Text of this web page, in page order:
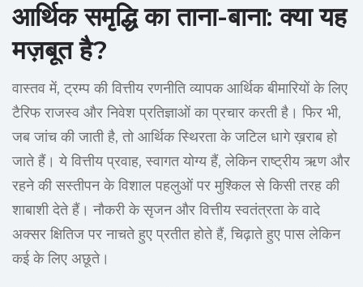
आर्थिक समृद्धि का ताना-बाना: क्या यह
मज़बूत है?
वास्तव में, ट्रम्प की वित्तीय रणनीति व्यापक आर्थिक बीमारियों के लिए
टैरिफ राजस्व और निवेश प्रतिज्ञाओं का प्रचार करती है। फिर भी,
जब जांच की जाती है, तो आर्थिक स्थिरता के जटिल धागे ख़राब हो
जाते हैं। ये वित्तीय प्रवाह, स्वागत योग्य हैं, लेकिन राष्ट्रीय ऋण और
रहने की सस्तीपन के विशाल पहलुओं पर मुश्किल से किसी तरह की
शाबाशी देते हैं। नौकरी के सृजन और वित्तीय स्वतंत्रता के वादे
अक्सर क्षितिज पर नाचते हुए प्रतीत होते हैं, चिढ़ाते हुए पास लेकिन
कई के लिए अछूते।